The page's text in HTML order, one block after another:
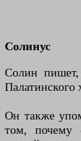
Солинус
Солин
Палатинского
Он также
том,